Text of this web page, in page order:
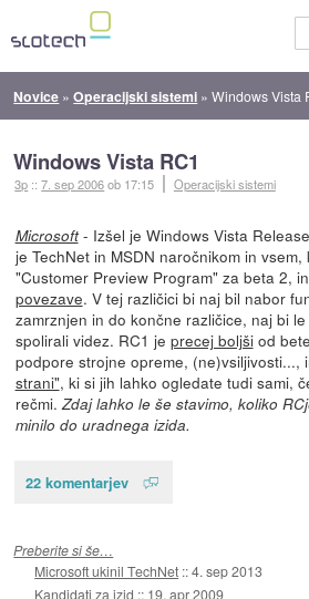
Novice »Operacijski sistemi »Windows Vista
Windows Vista RC1
3p ::7. sep 2006ob 17:15 Operacijski sistemi
Microsoft- Izšel je Windows Vista
je TechNet in MSDN naročnikom in vsem,
"Customer Preview Program" za beta 2,
povezave. V tej različici bi naj bil nabor
zamrznjen in do končne različice, naj bi
spolirali videz. RC1 je precej boljšiod
podpore strojne opreme, (ne)vsiljivosti...,
strani", ki si jih lahko ogledate tudi sami,
rečmi. Zdaj lahko le še stavimo, koliko
minilo do uradnega izida.
22 komentarjev
Preberite si še…
Microsoft ukinil TechNet ::4. sep 2013
Kandidati za izid :: 19. apr 2009